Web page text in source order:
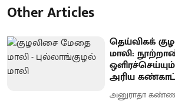
Other Articles
தெய்விகக்
மாலி:
அரிய
அனுராதா